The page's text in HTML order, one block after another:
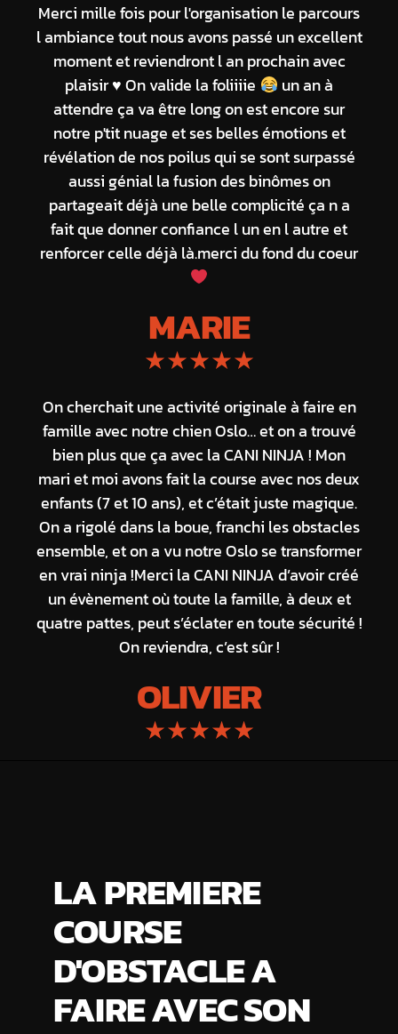
Merci mille fois pour l'organisation le parcours
l ambiance tout nous avons passé un excellent
moment et reviendront l an prochain avec
plaisir♥️On valide la foliiiie
un an à
attendre ça va être long on est encore sur
notre p'tit nuage et ses belles émotions et
révélation de nos poilus qui se sont surpassé
aussi génial la fusion des binômes on
partageait déjà une belle complicité ça n a
fait que donner confiance l un en l autre et
renforcer celle déjà là.merci du fond du coeur
MARIE
★★★★★
On cherchait une activité originale à faire en
famille avec notre chien Oslo… et on a trouvé
bien plus que ça avec la CANI NINJA ! Mon
mari et moi avons fait la course avec nos deux
enfants (7 et 10 ans), et c’était juste magique.
On a rigolé dans la boue, franchi les obstacles
ensemble, et on a vu notre Oslo se transformer
en vrai ninja !Merci la CANI NINJA d’avoir créé
un évènement où toute la famille, à deux et
quatre pattes, peut s’éclater en toute sécurité !
On reviendra, c’est sûr !
OLIVIER
★★★★★
LA PREMIERE
COURSE
D'OBSTACLE A
FAIRE AVEC SON